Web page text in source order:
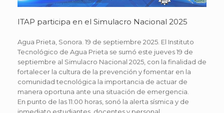
ITAP participa en el Simulacro Nacional 2025
Agua Prieta, Sonora. 19 de septiembre 2025. El Instituto
Tecnológico de Agua Prieta se sumó este jueves 19 de
septiembre al Simulacro Nacional 2025, con la finalidad de
fortalecer la cultura de la prevención y fomentar en la
comunidad tecnológica la importancia de actuar de
manera oportuna ante una situación de emergencia.
En punto de las 11:00 horas, sonó la alerta sísmica y de